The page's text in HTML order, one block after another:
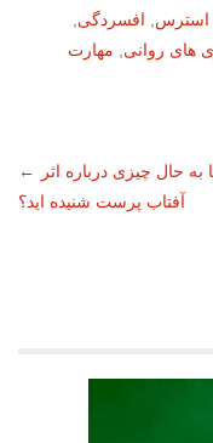
استرس, افسردگی,
های روانی, مهارت
←
به حال چیزی درباره اثر
آفتاب پرست شنیده اید؟